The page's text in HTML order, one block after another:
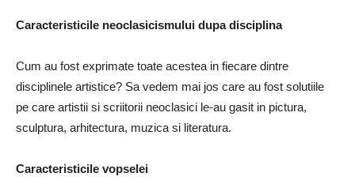
Caracteristicile neoclasicismului dupa disciplina
Cum au fost exprimate toate acestea in fiecare dintre
disciplinele artistice? Sa vedem mai jos care au fost solutiile
pe care artistii si scriitorii neoclasici le-au gasit in pictura,
sculptura, arhitectura, muzica si literatura.
Caracteristicile vopselei